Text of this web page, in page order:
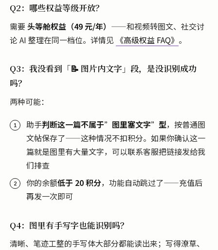
Q2：哪些权益等级开放？
需要头等舱权益（49 元/年） ——和视频转图文、社交讨
论 AI 整理在同一档位。详情见 《高级权益 FAQ》 。
Q3：我没看到「📝 图片内文字」段，是没识别成功
吗？
两种可能：
助手判断这一篇不属于”图里塞文字”型，按普通图
文帖保存了——这种情况不扣积分。如果你确认这一
篇就是图里有大量文字，可以联系客服把链接发给我
们排查
你的余额低于 20 积分，功能自动跳过了——充值后
再发一次即可
Q4：图里有手写字也能识别吗？
清晰、笔迹工整的手写体大部分都能读出来；写得潦草、